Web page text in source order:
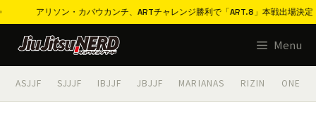
アリソン・カバウカンチ、ARTチャレンジ勝利で「ART.8」本戦出場決定「
テ
Menu
ASJJF SJJJF IBJJF JBJJF MARIANAS RIZIN ONE